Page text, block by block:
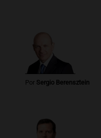
Por Sergio Berensztein